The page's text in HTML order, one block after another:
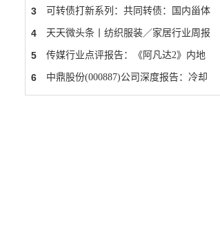
3 可转债打新系列：共同转债：国内甾体
4 天天微头条丨纺织服装／家居行业周报
5 传媒行业点评报告：《阿凡达2》内地
6 中鼎股份(000887)公司深度报告：冷却